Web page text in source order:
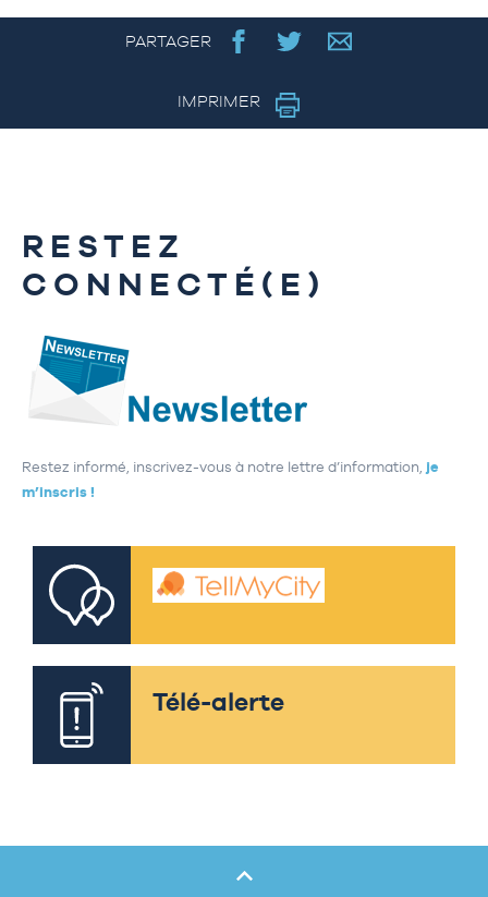
PARTAGER
IMPRIMER
RESTEZ
CONNECTÉ(E)
Restez informé, inscrivez-vous à notre lettre d’information, je
m’inscris !
Télé-alerte